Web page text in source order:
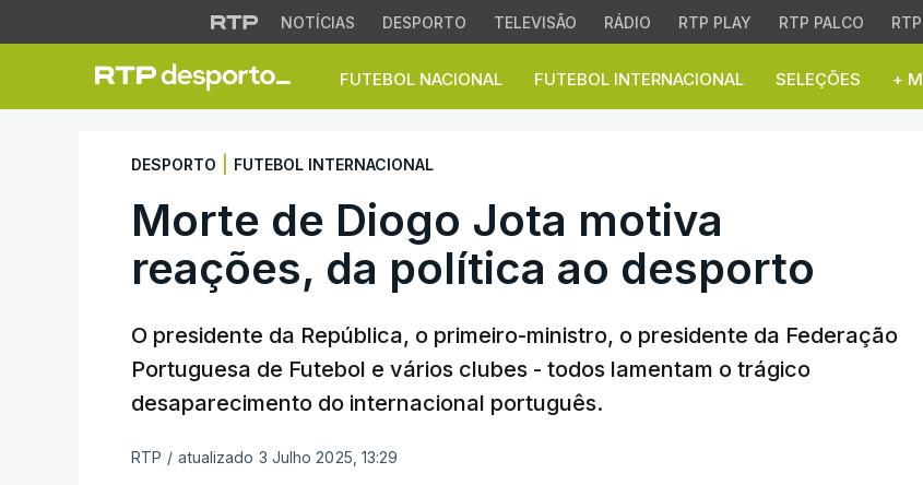
NOTÍCIAS DESPORTO TELEVISÃO RÁDIO RTP PLAY RTP PALCO
FUTEBOL NACIONAL FUTEBOL INTERNACIONAL SELEÇÕES +
Morte de Diogo Jota motiva reações,
DESPORTO FUTEBOL INTERNACIONAL
Morte de Diogo Jota motiva
reações, da política ao desporto
O presidente da República, o primeiro-ministro, o presidente da Federação
Portuguesa de Futebol e vários clubes - todos lamentam o trágico
desaparecimento do internacional português.
RTP / atualizado 3 Julho 2025, 13:29